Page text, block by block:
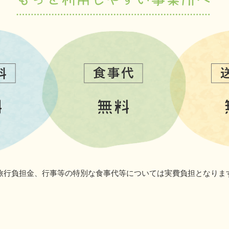
負担金、行事等の特別な食事代等については実費負担となりま